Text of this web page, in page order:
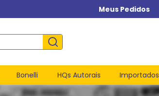
Meus Pedidos
Bonelli HQs Autorais Importados